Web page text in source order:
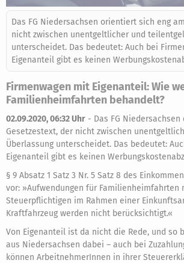
Das FG Niedersachsen orientiert sich eng
nicht zwischen unentgeltlicher und
unterscheidet. Das bedeutet: Auch bei
Eigenanteil gibt es keinen
Firmenwagen mit Eigenanteil: Wie
Familienheimfahrten behandelt?
02.09.2020, 06:32 Uhr - Das FG
Gesetzestext, der nicht zwischen
Überlassung unterscheidet. Das bedeutet:
Eigenanteil gibt es keinen
§ 9 Absatz 1 Satz 3 Nr. 5 Satz 8 des
vor: »Aufwendungen für Familienheimfahrten
Steuerpflichtigen im Rahmen einer
Kraftfahrzeug werden nicht berücksichtigt.«
Von Eigenanteil ist da nicht die Rede, und so
aus Niedersachsen dabei – auch bei
können ArbeitnehmerInnen in ihrer